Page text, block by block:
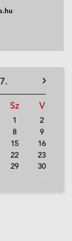
Sz V
1
2
8
9
15
16
22
23
29
30